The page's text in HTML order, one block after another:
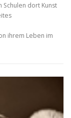
Schulen dort Kunst
ihrem Leben im